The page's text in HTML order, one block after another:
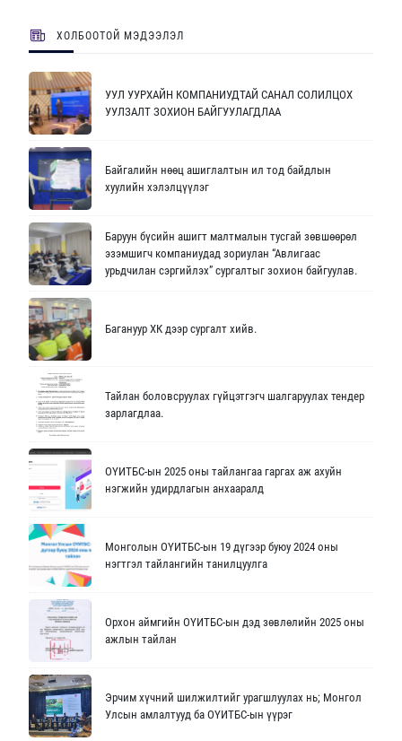
ХОЛБООТОЙ МЭДЭЭЛЭЛ
УУЛ УУРХАЙН КОМПАНИУДТАЙ САНАЛ СОЛИЛЦОХ
УУЛЗАЛТ ЗОХИОН БАЙГУУЛАГДЛАА
Байгалийн нөөц ашиглалтын ил тод байдлын
хуулийн хэлэлцүүлэг
Баруун бүсийн ашигт малтмалын тусгай зөвшөөрөл
эзэмшигч компаниудад зориулан “Авлигаас
урьдчилан сэргийлэх” сургалтыг зохион байгуулав.
Багануур ХК дээр сургалт хийв.
Тайлан боловсруулах гүйцэтгэгч шалгаруулах тендер
зарлагдлаа.
ОҮИТБС-ын 2025 оны тайлангаа гаргах аж ахуйн
нэгжийн удирдлагын анхааралд
Монголын ОҮИТБС-ын 19 дүгээр буюу 2024 оны
нэгтгэл тайлангийн танилцуулга
Орхон аймгийн ОҮИТБС-ын дэд зөвлөлийн 2025 оны
ажлын тайлан
Эрчим хүчний шилжилтийг урагшлуулах нь; Монгол
Улсын амлалтууд ба ОҮИТБС-ын үүрэг